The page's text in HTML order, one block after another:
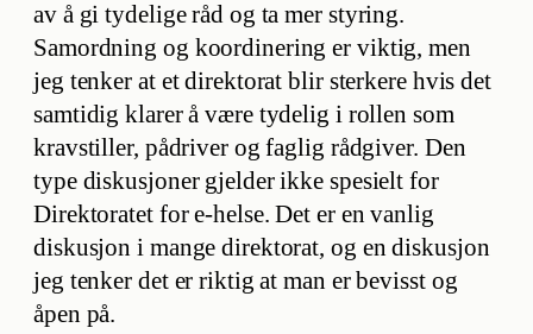
av å gi tydelige råd og ta mer styring.
Samordning og koordinering er viktig, men
jeg tenker at et direktorat blir sterkere hvis det
samtidig klarer å være tydelig i rollen som
kravstiller, pådriver og faglig rådgiver. Den
type diskusjoner gjelder ikke spesielt for
Direktoratet for e-helse. Det er en vanlig
diskusjon i mange direktorat, og en diskusjon
jeg tenker det er riktig at man er bevisst og
åpen på.